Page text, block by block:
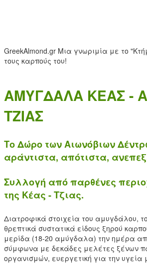
GreekAlmond.gr Μια γνωριμία με το
τους καρπούς του!
ΑΜΥΓΔΑΛΑ ΚΕΑΣ -
ΤΖΙΑΣ
Το Δώρο των Αιωνόβιων
αράντιστα, απότιστα,
Συλλογή από παρθένες
της Κέας - Τζιας.
Διατροφικά στοιχεία του αμυγδάλου,
θρεπτικά συστατικά είδους ξηρού
μερίδα (18-20 αμύγδαλα) την ημέρα
σύμφωνα με δεκάδες μελέτες ξένων
οργανισμών, ευεργετική για την υγεία